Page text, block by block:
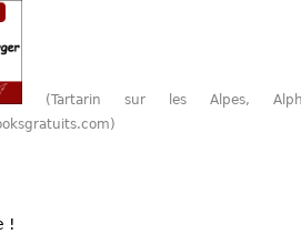
(Tartarin sur les Alpes,
!